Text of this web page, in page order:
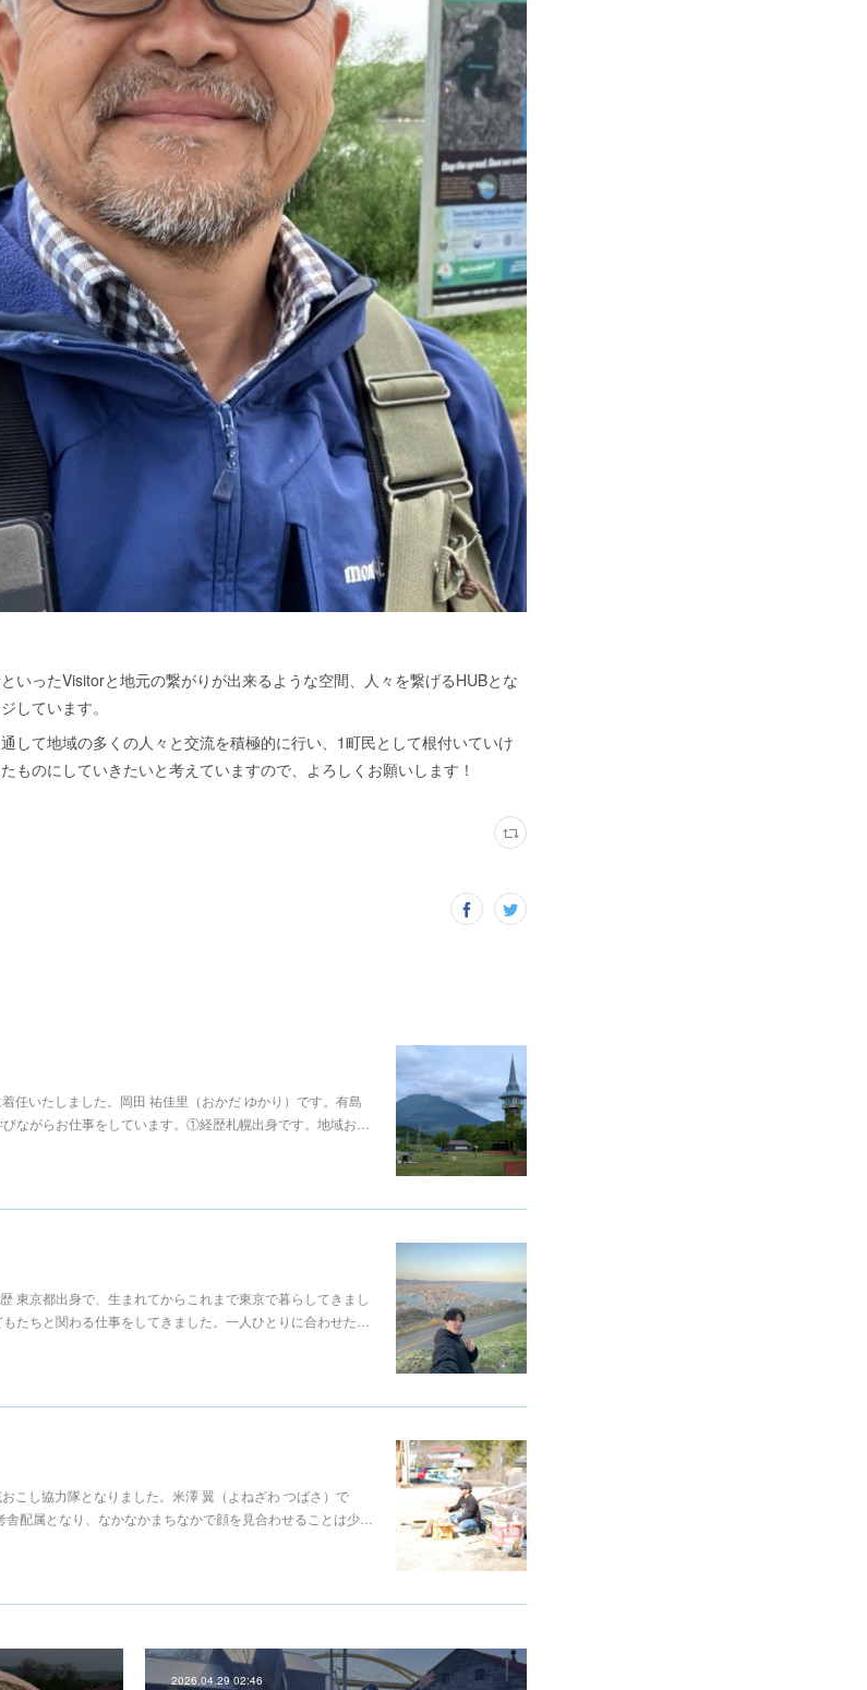
いったVisitorと地元の繋がりが出来るような空間、人々を繋げるHUBとな
しています。
して地域の多くの人々と交流を積極的に行い、1町民として根付いていけ
ものにしていきたいと考えていますので、よろしくお願いします！
任いたしました。岡田 祐佳里（おかだ ゆかり）です。有島
ながらお仕事をしています。①経歴札幌出身です。地域お…
京都出身で、生まれてからこれまで東京で暮らしてきまし
たちと関わる仕事をしてきました。一人ひとりに合わせた…
こし協力隊となりました。米澤 翼（よねざわ つばさ）で
配属となり、なかなかまちなかで顔を見合わせることは少…
2026.04.29 02:46